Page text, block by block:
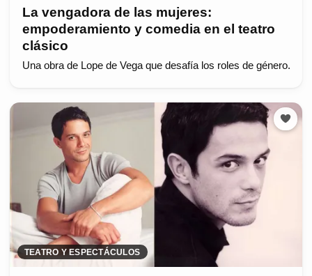
La vengadora de las mujeres:
empoderamiento y comedia en el teatro
clásico
Una obra de Lope de Vega que desafía los roles de género.
TEATRO Y ESPECTÁCULOS